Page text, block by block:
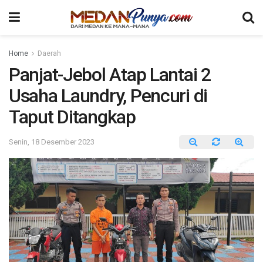
Home Daerah
Panjat-Jebol Atap Lantai 2
Usaha Laundry, Pencuri di
Taput Ditangkap
Senin, 18 Desember 2023